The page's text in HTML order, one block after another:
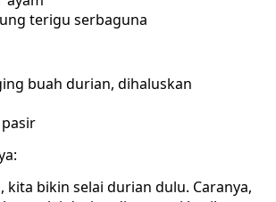
terigu serbaguna
buah durian, dihaluskan
kita bikin selai durian dulu. Caranya,